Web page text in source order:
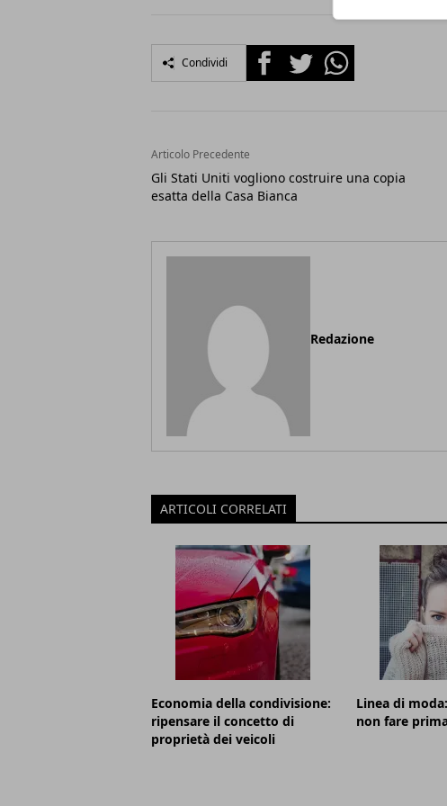
Condividi FacebookTwitterWhatsapp
Articolo Precedente
Gli Stati Uniti vogliono costruire una copia
esatta della Casa Bianca
Redazione
ARTICOLI CORRELATI
Economia della condivisione:
ripensare il concetto di
proprietà dei veicoli
Linea di
non fare